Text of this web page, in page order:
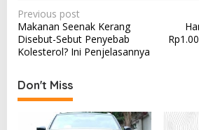
P
o
s
n
Previous post
Makanan Seenak Kerang
Disebut-Sebut Penyebab
Kolesterol? Ini Penjelasannya
Don't Miss